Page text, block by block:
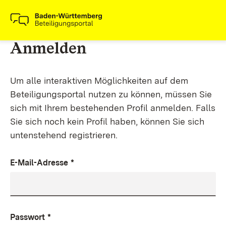
Anmelden
Um alle interaktiven Möglichkeiten auf dem
Beteiligungsportal nutzen zu können, müssen Sie
sich mit Ihrem bestehenden Profil anmelden. Falls
Sie sich noch kein Profil haben, können Sie sich
untenstehend registrieren.
E-Mail-Adresse *
Passwort *